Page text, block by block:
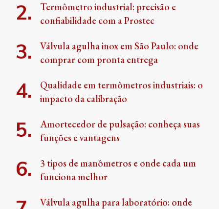
Termômetro industrial: precisão e
confiabilidade com a Prostec
Válvula agulha inox em São Paulo: onde
comprar com pronta entrega
Qualidade em termômetros industriais: o
impacto da calibração
Amortecedor de pulsação: conheça suas
funções e vantagens
3 tipos de manômetros e onde cada um
funciona melhor
Válvula agulha para laboratório: onde